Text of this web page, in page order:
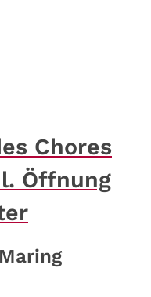
Chores
Öffnung